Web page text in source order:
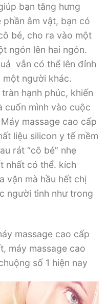
bạn tăng hưng
phần âm vật, bạn có
bé, cho ra vào một
ngón lên hai ngón.
vẫn có thể lên đỉnh
một người khác.
hạnh phúc, khiến
cuốn mình vào cuộc
massage cao cấp
liệu silicon y tế mềm
rát “cô bé” nhẹ
nhất có thể. kích
vặn mà hầu hết chị
người tình như trong
massage cao cấp
máy massage cao
số 1 hiện nay